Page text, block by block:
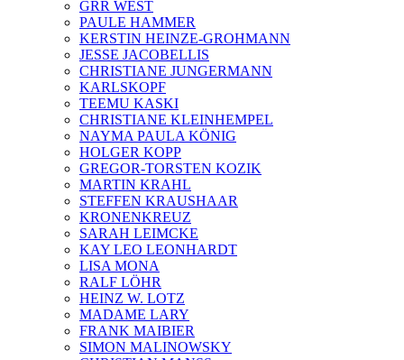
GRR WEST
PAULE HAMMER
KERSTIN HEINZE-GROHMANN
JESSE JACOBELLIS
CHRISTIANE JUNGERMANN
KARLSKOPF
TEEMU KASKI
CHRISTIANE KLEINHEMPEL
NAYMA PAULA KÖNIG
HOLGER KOPP
GREGOR-TORSTEN KOZIK
MARTIN KRAHL
STEFFEN KRAUSHAAR
KRONENKREUZ
SARAH LEIMCKE
KAY LEO LEONHARDT
LISA MONA
RALF LÖHR
HEINZ W. LOTZ
MADAME LARY
FRANK MAIBIER
SIMON MALINOWSKY